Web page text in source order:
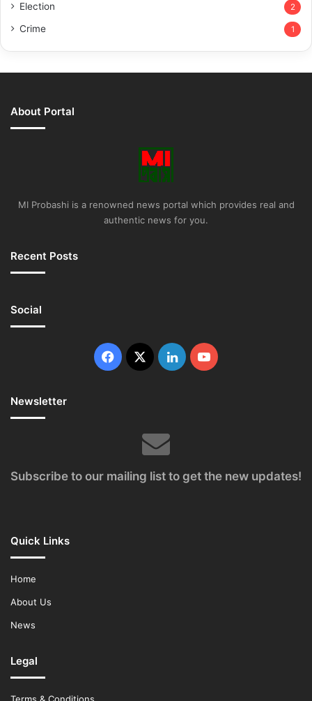
Election 2
Crime 1
About Portal
MI Probashi is a renowned news portal which provides real and
authentic news for you.
Recent Posts
Social
Facebook
X LinkedInYouTube
Newsletter
Subscribe to our mailing list to get the new updates!
Quick Links
Home
About Us
News
Legal